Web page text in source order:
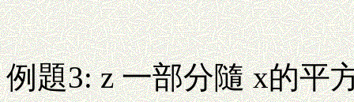
例題3: z 一部分隨 x的平